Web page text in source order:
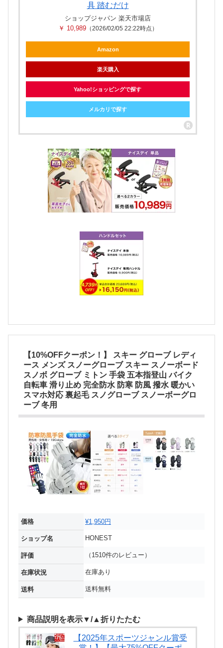
具 踏むだけ
ショップジャパン 楽天市場店
￥ 10,989（2026/02/05 22:22時点）
Amazon
楽天購入
Yahoo!ショッピングで探す
メルカリで探す
【10%OFFクーポン！】 スキー グローブ レディ
ース メンズ スノーグローブ スキー スノーボード
スノボ グローブ ミトン 手袋 五本指登山 バイク
自転車 滑り止め 完全防水 防寒 防風 撥水 暖かい
スマホ対応 裏起毛 スノグローブ スノーボーグロ
ーブ 冬用
価格 ¥1,950円
ショップ名 HONEST
評価 （1510件のレビュー）
在庫状況 在庫あり
送料 送料無料
商品説明を表示▼/▲折りたたむ
【2025年スポーツジャンル賞受